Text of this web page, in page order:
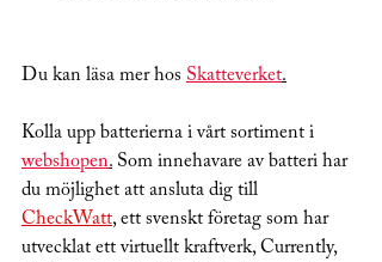
Du kan läsa mer hos Skatteverket.
Kolla upp batterierna i vårt sortiment i
webshopen. Som innehavare av batteri har
du möjlighet att ansluta dig till
CheckWatt, ett svenskt företag som har
utvecklat ett virtuellt kraftverk, Currently,